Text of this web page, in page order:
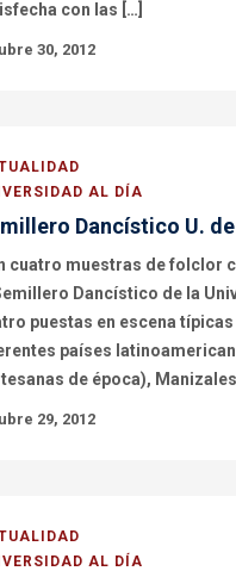
con las […]
30, 2012
AL DÍA
Dancístico U.
cuatro muestras de folclor
Dancístico de la
puestas en escena
países
de época),
29, 2012
AL DÍA